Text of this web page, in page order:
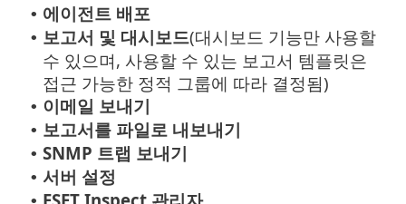
• 에이전트 배포
• 보고서 및 대시보드(대시보드 기능만 사용할
수 있으며, 사용할 수 있는 보고서 템플릿은
접근 가능한 정적 그룹에 따라 결정됨)
• 이메일 보내기
• 보고서를 파일로 내보내기
• SNMP 트랩 보내기
• 서버 설정